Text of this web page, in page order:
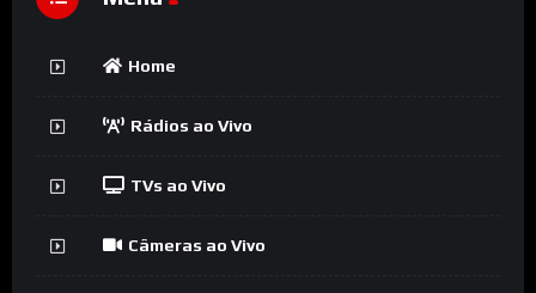
Home
Rádios ao Vivo
TVs ao Vivo
Câmeras ao Vivo